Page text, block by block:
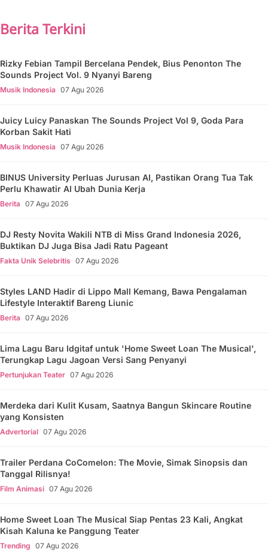
Berita Terkini
Rizky Febian Tampil Bercelana Pendek, Bius Penonton The
Sounds Project Vol. 9 Nyanyi Bareng
Musik Indonesia 07 Agu 2026
Juicy Luicy Panaskan The Sounds Project Vol 9, Goda Para
Korban Sakit Hati
Musik Indonesia 07 Agu 2026
BINUS University Perluas Jurusan AI, Pastikan Orang Tua Tak
Perlu Khawatir AI Ubah Dunia Kerja
Berita 07 Agu 2026
DJ Resty Novita Wakili NTB di Miss Grand Indonesia 2026,
Buktikan DJ Juga Bisa Jadi Ratu Pageant
Fakta Unik Selebritis 07 Agu 2026
Styles LAND Hadir di Lippo Mall Kemang, Bawa Pengalaman
Lifestyle Interaktif Bareng Liunic
Berita 07 Agu 2026
Lima Lagu Baru Idgitaf untuk 'Home Sweet Loan The Musical',
Terungkap Lagu Jagoan Versi Sang Penyanyi
Pertunjukan Teater 07 Agu 2026
Merdeka dari Kulit Kusam, Saatnya Bangun Skincare Routine
yang Konsisten
Advertorial 07 Agu 2026
Trailer Perdana CoComelon: The Movie, Simak Sinopsis dan
Tanggal Rilisnya!
Film Animasi 07 Agu 2026
Home Sweet Loan The Musical Siap Pentas 23 Kali, Angkat
Kisah Kaluna ke Panggung Teater
Trending 07 Agu 2026